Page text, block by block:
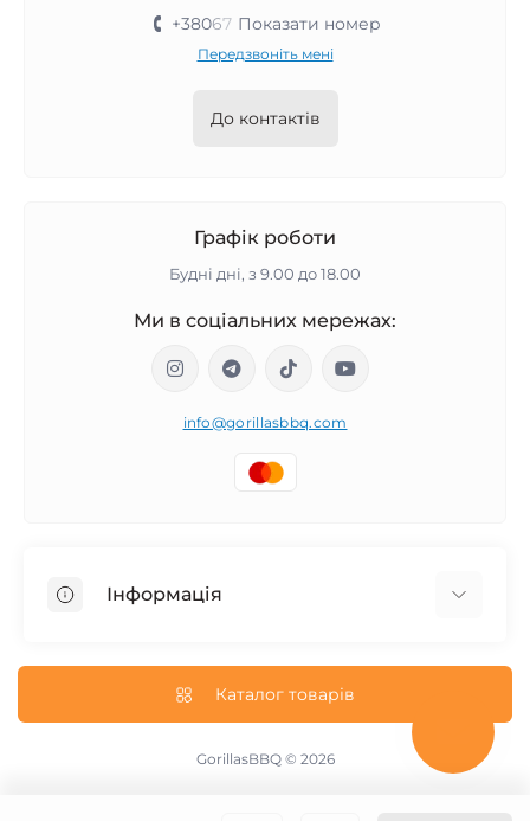
+38067 Показати номер
Передзвоніть мені
До контактів
Графік роботи
Будні дні, з 9.00 до 18.00
Ми в соціальних мережах:
info@gorillasbbq.com
Інформація
Повернення і обмін товару
Про нас
Політика конфіденційності
Каталог товарів
GorillasBBQ © 2026